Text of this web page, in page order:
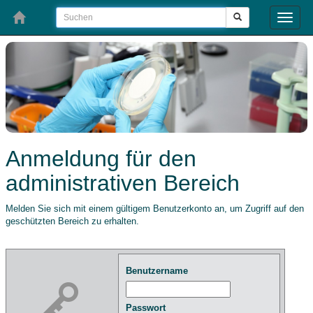
Toggle
Anmeldung für den
administrativen Bereich
Melden Sie sich mit einem gültigem Benutzerkonto an, um Zugriff auf den
geschützten Bereich zu erhalten.
Benutzername
Passwort